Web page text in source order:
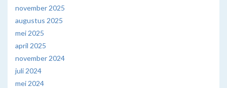
november 2025
augustus 2025
mei 2025
april 2025
november 2024
juli 2024
mei 2024